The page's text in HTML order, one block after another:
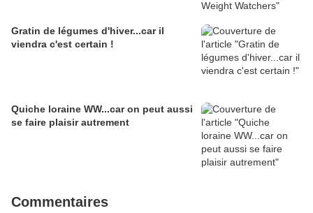
Gratin de légumes d'hiver...car il
viendra c'est certain !
Quiche loraine WW...car on peut aussi
se faire plaisir autrement
Commentaires